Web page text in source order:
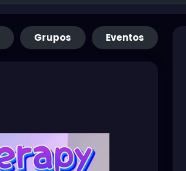
Grupos Eventos